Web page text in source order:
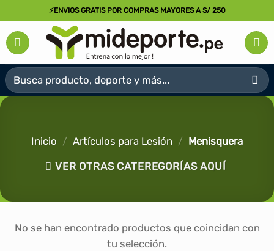
al
contenido
⚡ENVIOS GRATIS POR COMPRAS MAYORES A S/ 250
Buscar
por:
Inicio / Artículos para Lesión / Menisquera
VER OTRAS CATEREGORÍAS AQUÍ
No se han encontrado productos que coincidan con
tu selección.